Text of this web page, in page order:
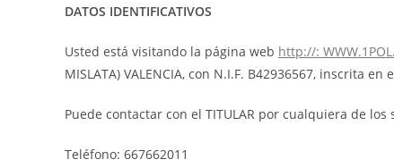
DATOS IDENTIFICATIVOS
Usted está visitando la página web http://:
MISLATA) VALENCIA, con N.I.F. B42936567, inscrita
Puede contactar con el TITULAR por cualquiera de los
Teléfono: 667662011